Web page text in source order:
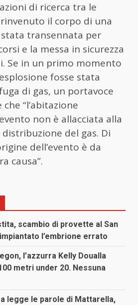
di ricerca tra le
il corpo di una
stata transennata per
e la messa in sicurezza
Se in un primo momento
fosse stata
di gas, un portavoce
“l’abitazione
non è allacciata alla
del gas. Di
dell’evento è da
causa”.
scambio di provette al San
l’embrione errato
l’azzurra Kelly Doualla
metri under 20. Nessuna
legge le parole di Mattarella,